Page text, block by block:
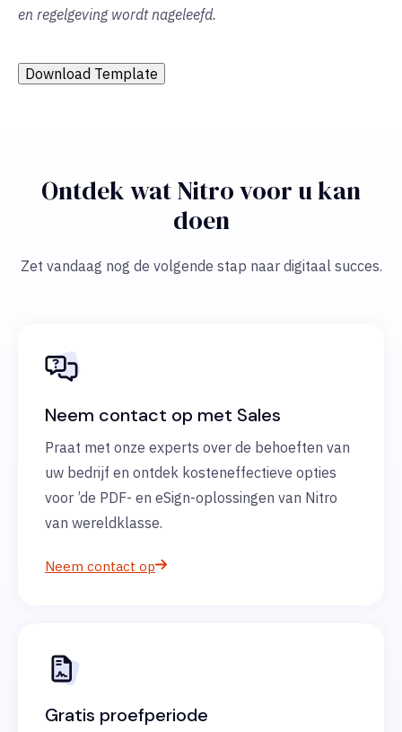
en regelgeving wordt nageleefd.
Download Template
Ontdek wat Nitro voor u kan
doen
Zet vandaag nog de volgende stap naar digitaal succes.
Neem contact op met Sales
Praat met onze experts over de behoeften van
uw bedrijf en ontdek kosteneffectieve opties
voor ’de PDF- en eSign-oplossingen van Nitro
van wereldklasse.
Neem contact op
Gratis proefperiode